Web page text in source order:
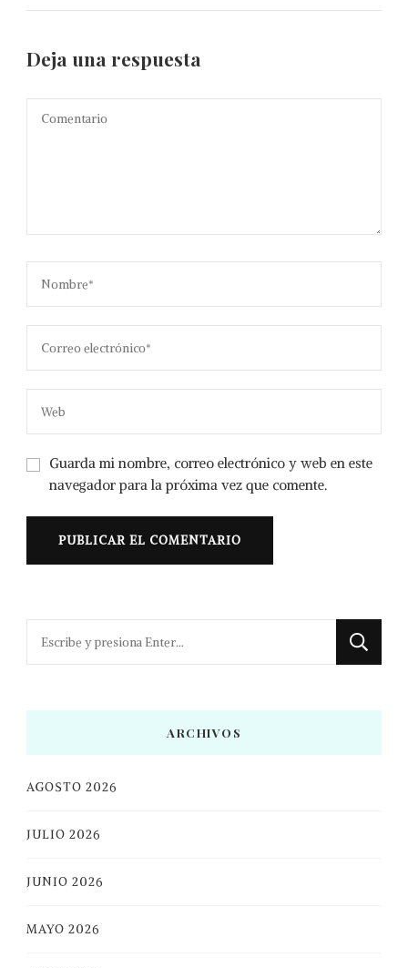
Deja una respuesta
Guarda mi nombre, correo electrónico y web en este
navegador para la próxima vez que comente.
¿Buscas
ARCHIVOS
AGOSTO 2026
JULIO 2026
JUNIO 2026
MAYO 2026